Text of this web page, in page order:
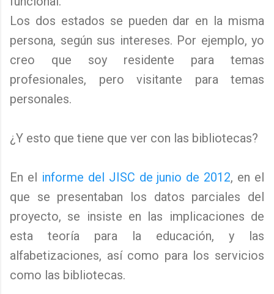
Los dos estados se pueden dar en la misma
persona, según sus intereses. Por ejemplo, yo
creo que soy residente para temas
profesionales, pero visitante para temas
personales.
¿Y esto que tiene que ver con las bibliotecas?
En el informe del JISC de junio de 2012, en el
que se presentaban los datos parciales del
proyecto, se insiste en las implicaciones de
esta teoría para la educación, y las
alfabetizaciones, así como para los servicios
como las bibliotecas.